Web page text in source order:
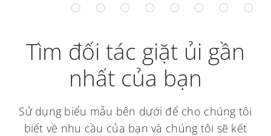
Tìm đối tác giặt ủi gần
nhất của bạn
Sử dụng biểu mẫu bên dưới để cho chúng tôi
biết về nhu cầu của bạn và chúng tôi sẽ kết